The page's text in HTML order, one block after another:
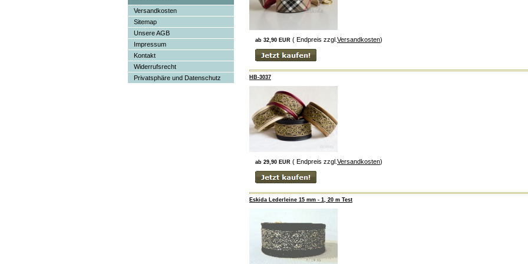
Versandkosten
Sitemap
Unsere AGB
Impressum
Kontakt
Widerrufsrecht
Privatsphäre und Datenschutz
ab 32,90 EUR ( Endpreis zzgl. Versandkosten)
HB-3037
ab 29,90 EUR ( Endpreis zzgl.Versandkosten)
Eskida Lederleine 15 mm - 1, 20 m Test